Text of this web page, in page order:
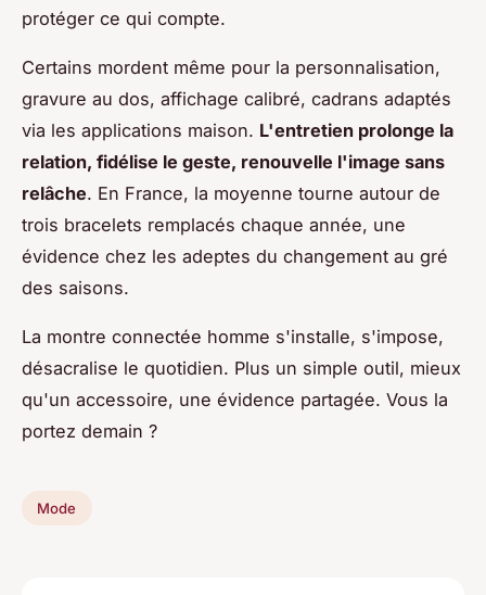
protéger ce qui compte.
Certains mordent même pour la personnalisation,
gravure au dos, affichage calibré, cadrans adaptés
via les applications maison. L'entretien prolonge la
relation, fidélise le geste, renouvelle l'image sans
relâche. En France, la moyenne tourne autour de
trois bracelets remplacés chaque année, une
évidence chez les adeptes du changement au gré
des saisons.
La montre connectée homme s'installe, s'impose,
désacralise le quotidien. Plus un simple outil, mieux
qu'un accessoire, une évidence partagée. Vous la
portez demain ?
Mode